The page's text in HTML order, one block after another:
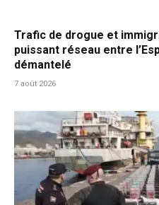
Trafic de drogue et
puissant réseau entre
démantelé
7 août 2026